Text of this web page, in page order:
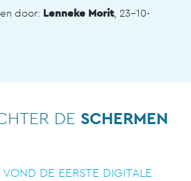
door: Lenneke Morit, 23-10-
DE SCHERMEN
DE EERSTE DIGITALE